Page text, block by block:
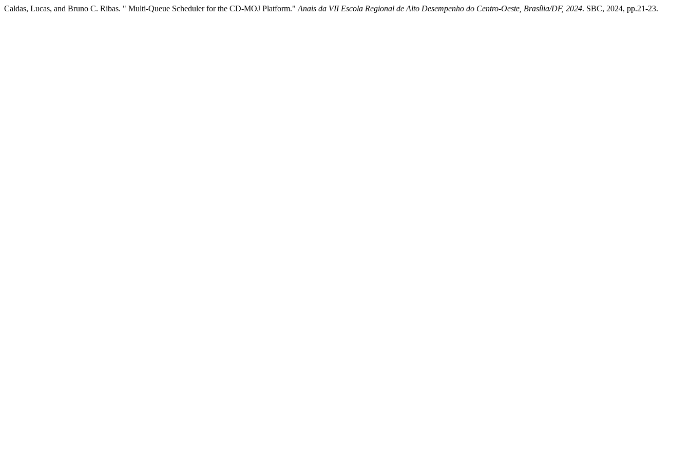
Caldas, Lucas, and Bruno C. Ribas. " Multi-Queue Scheduler for the CD-MOJ Platform." Anais da VII Escola Regional de Alto Desempenho do Centro-Oeste, Brasília/DF, 2024. SBC, 2024, pp.21-23.